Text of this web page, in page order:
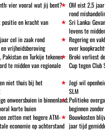
vier vooral wat jij bent?
OM eist 2,5
rond
en kracht van
Sri Lanka:
levens te
cel in zaak rond
vrijheidsberoving
Regering en
over
Pakistan en Turkije tekenen
te midden van regionale
Broki verliest
Cup tegen Club
niet thuis bij het
Jogi wil
SLM
onweersbuien in binnenland;
korte buien
Politieke
beginnen
zetten met hogere ATM-
economie op achterstand
Bouwkosten
jaar tijd